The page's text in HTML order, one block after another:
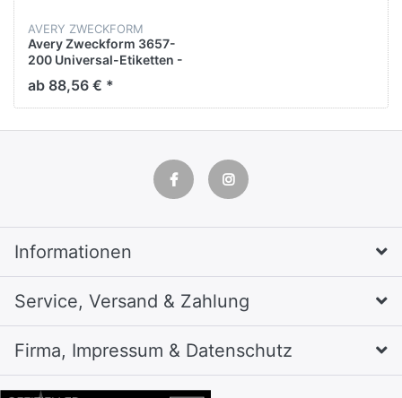
AVERY ZWECKFORM
Avery Zweckform 3657-
200 Universal-Etiketten -
48,5 x 25,4 mm, weiß,
8.000 Etikette
ab 88,56 € *
Informationen
Service, Versand & Zahlung
Firma, Impressum & Datenschutz